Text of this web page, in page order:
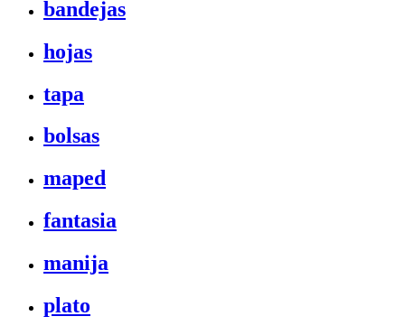
bandejas
hojas
tapa
bolsas
maped
fantasia
manija
plato